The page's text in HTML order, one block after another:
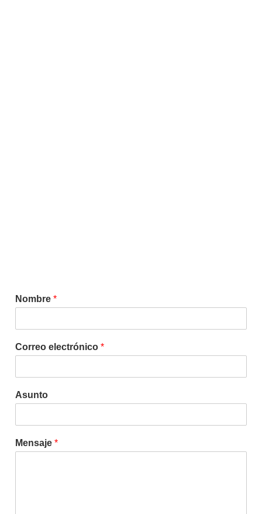
Nombre *
Correo electrónico *
Asunto
Mensaje *